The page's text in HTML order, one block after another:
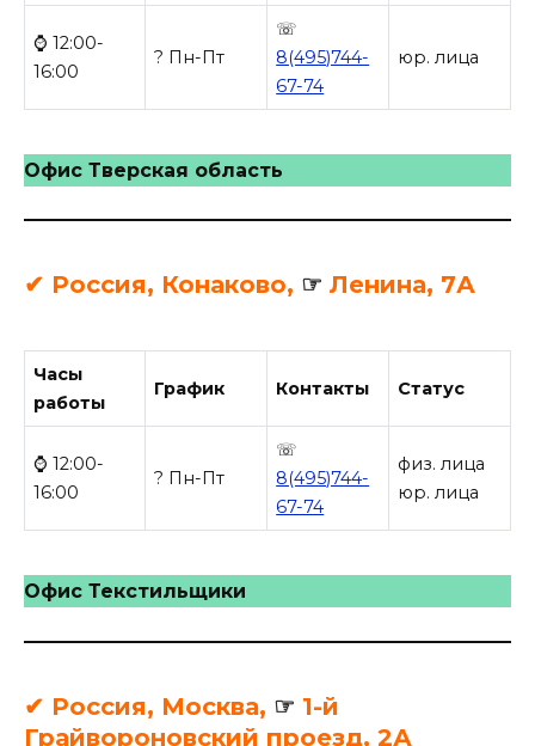
⌚ 12:00-
16:00
? Пн-Пт
☏
8(495)744-
67-74
юр. лица
Офис Тверская область
✔ Россия, Конаково, ☞ Ленина, 7А
Часы
работы
График Контакты Статус
⌚ 12:00-
16:00
? Пн-Пт
☏
8(495)744-
67-74
физ. лица
юр. лица
Офис Текстильщики
✔ Россия, Москва, ☞ 1-й
Грайвороновский проезд, 2А